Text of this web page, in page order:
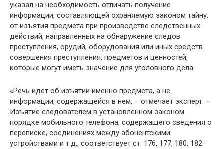
указал на необходимость отличать получение
информации, составляющей охраняемую законом тайну,
от изъятия предмета при производстве следственных
действий, направленных на обнаружение следов
преступления, орудий, оборудования или иных средств
совершения преступления, предметов и ценностей,
которые могут иметь значение для уголовного дела.
«Речь идет об изъятии именно предмета, а не
информации, содержащейся в нем, – отмечает эксперт. –
Изъятие следователем в установленном законом
порядке мобильного телефона, содержащего сведения о
переписке, соединениях между абонентскими
устройствами и т.д., соответствует ст. 176, 177, 180, 182–